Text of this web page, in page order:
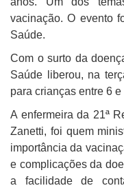
vacinação. O evento
Saúde.
Com o surto da
Saúde liberou, na
para crianças entre 6 e
A enfermeira da 21ª
Zanetti, foi quem
importância da
e complicações da
a facilidade de